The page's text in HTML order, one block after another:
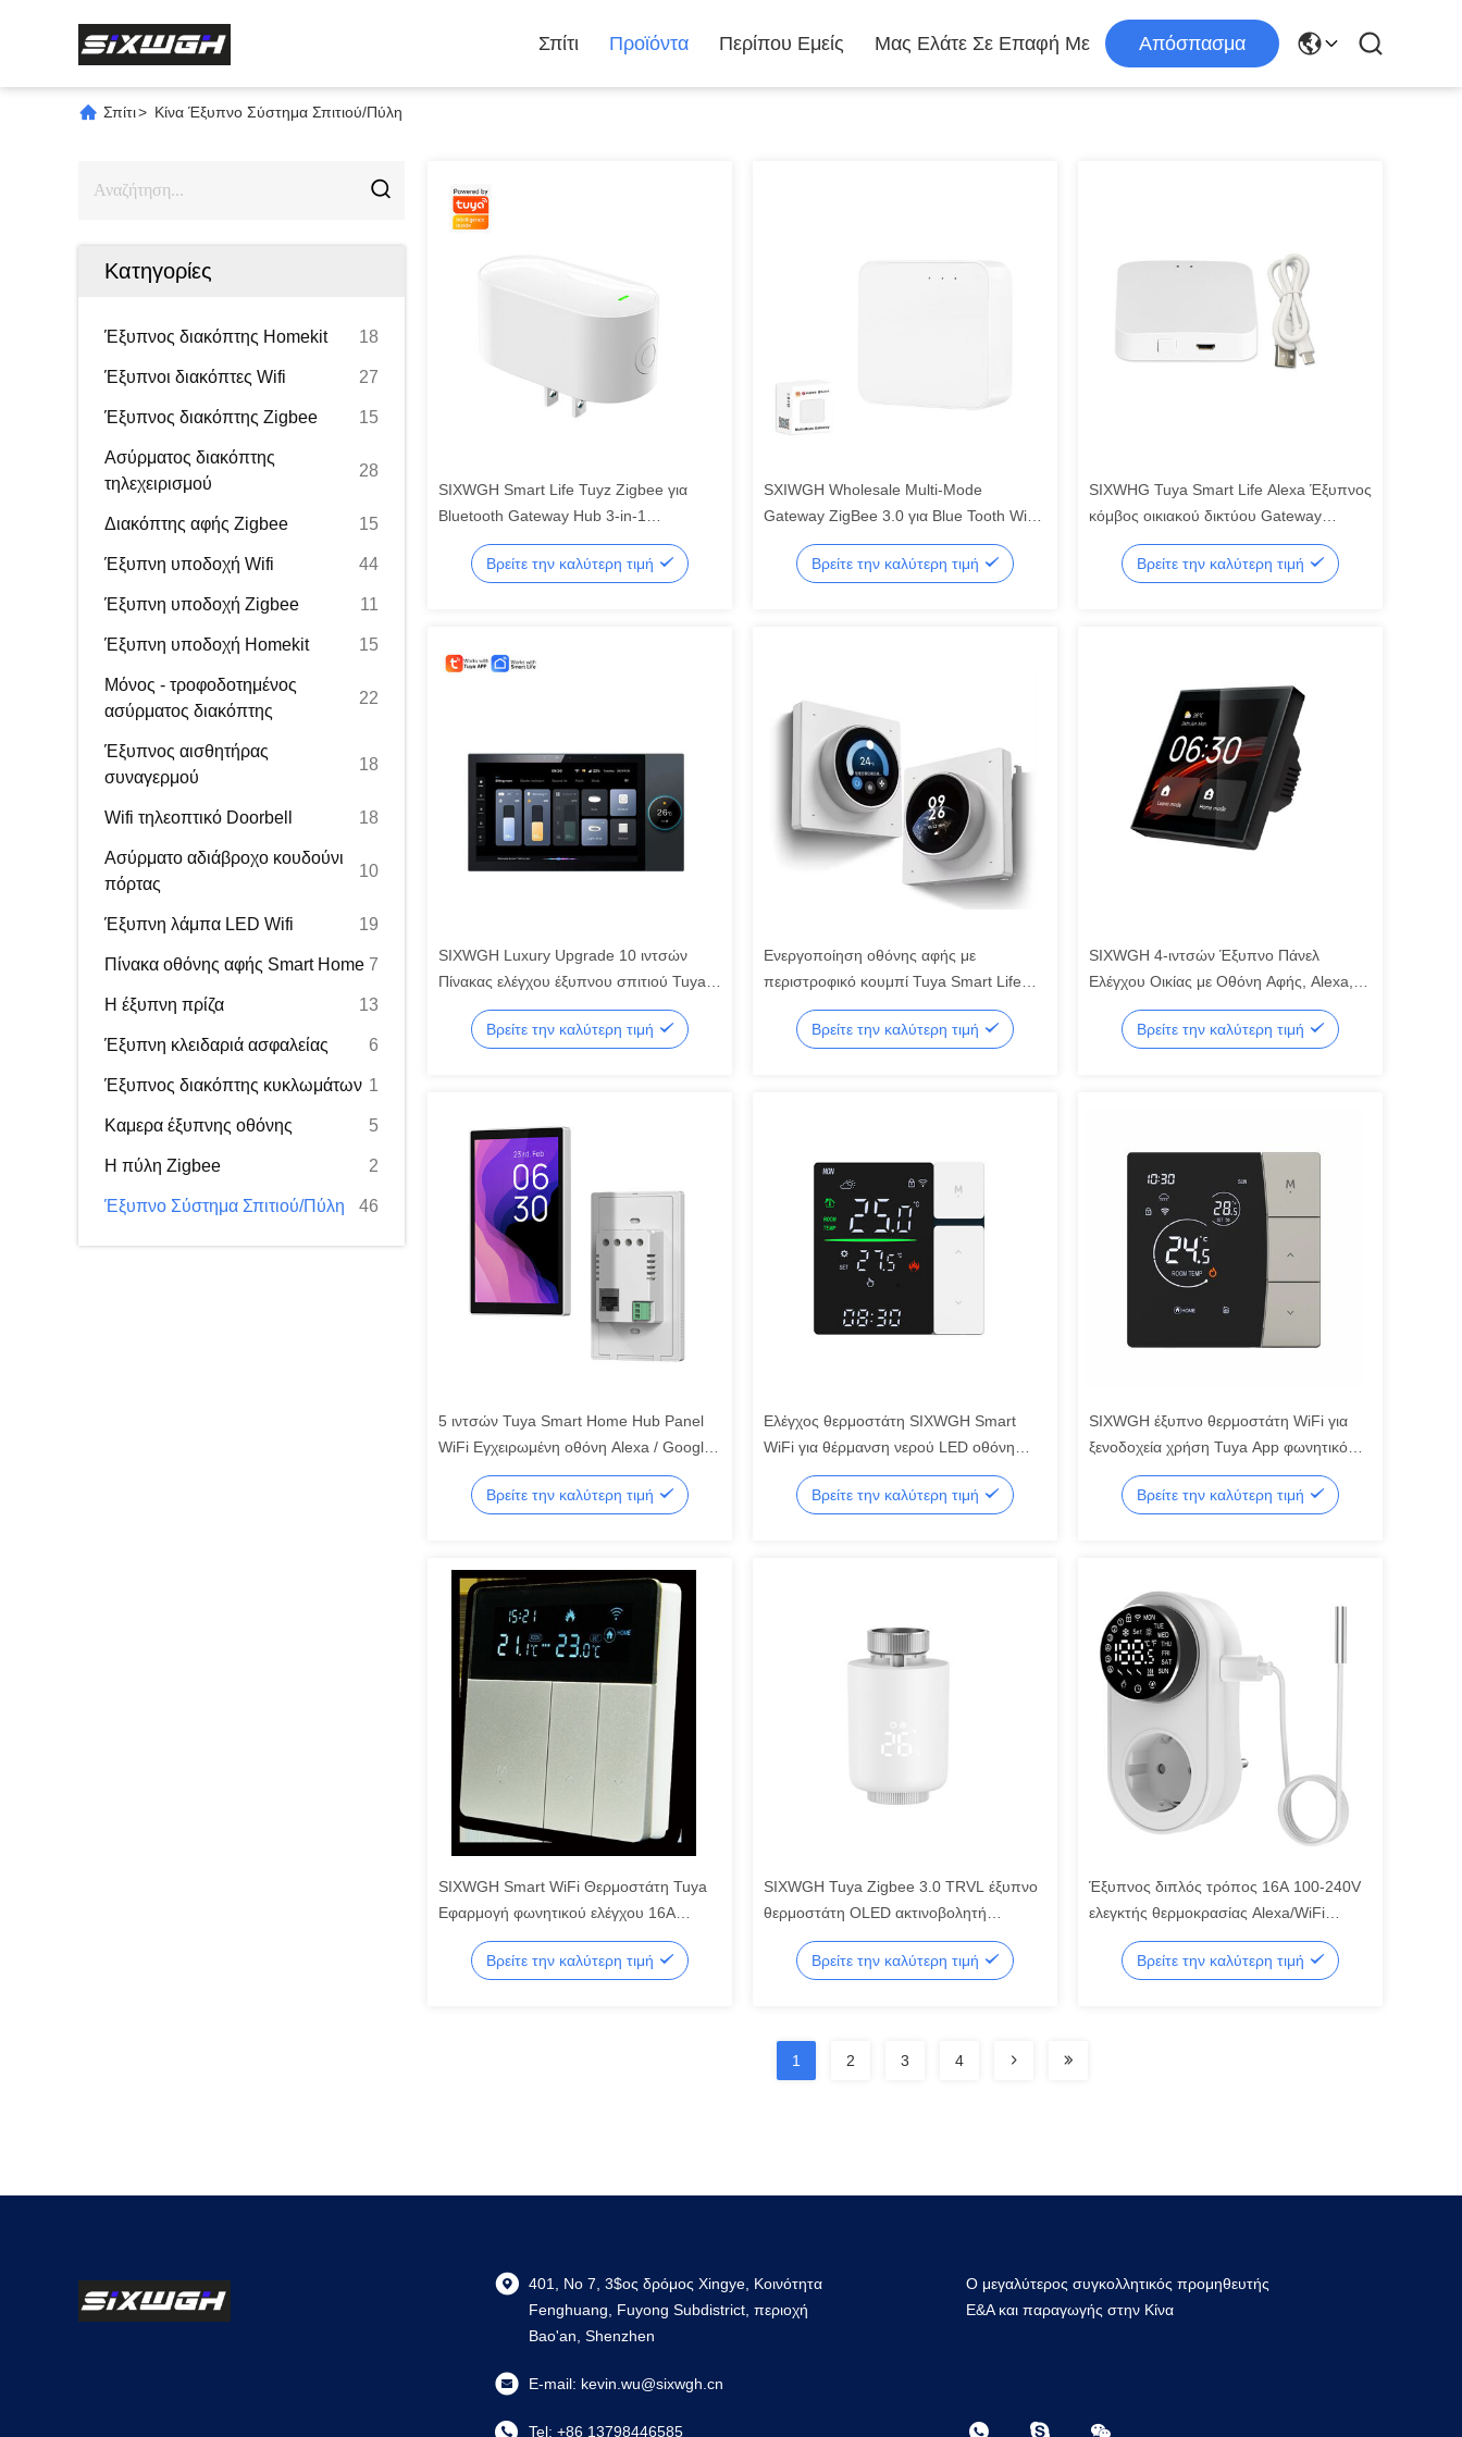
Σπίτι Προϊόντα Περίπου Εμείς Μας Ελάτε Σε Επαφή Με Απόσπασμα
Σπίτι> Κίνα Έξυπνο Σύστημα Σπιτιού/Πύλη
Κατηγορίες
Έξυπνος διακόπτης Homekit 18
Έξυπνοι διακόπτες Wifi 27
Έξυπνος διακόπτης Zigbee 15
Ασύρματος διακόπτης
τηλεχειρισμού
28
Διακόπτης αφής Zigbee 15
Έξυπνη υποδοχή Wifi 44
Έξυπνη υποδοχή Zigbee 11
Έξυπνη υποδοχή Homekit 15
Μόνος - τροφοδοτημένος
ασύρματος διακόπτης
22
Έξυπνος αισθητήρας
συναγερμού
18
Wifi τηλεοπτικό Doorbell 18
Ασύρματο αδιάβροχο κουδούνι
πόρτας
10
Έξυπνη λάμπα LED Wifi 19
Πίνακα οθόνης αφής Smart Home 7
Η έξυπνη πρίζα 13
Έξυπνη κλειδαριά ασφαλείας 6
Έξυπνος διακόπτης κυκλωμάτων 1
Καμερα έξυπνης οθόνης 5
Η πύλη Zigbee 2
Έξυπνο Σύστημα Σπιτιού/Πύλη 46
SIXWGH Smart Life Tuyz Zigbee για
Bluetooth Gateway Hub 3-in-1
Πολυπρωτόκολλο φορτιστή USB
Alexa/Google Home
Βρείτε την καλύτερη τιμή
SXIWGH Wholesale Multi-Mode
Gateway ZigBee 3.0 για Blue Tooth WiFi
Hub Smart Home Control Center
Συμβατό με Tuya Google Home
Βρείτε την καλύτερη τιμή
SIXWHG Tuya Smart Life Alexa Έξυπνος
κόμβος οικιακού δικτύου Gateway
Πολυλειτουργικός Έλεγχος νοημοσύνης
ολόκληρου του σπιτιού για συσκευές
Βρείτε την καλύτερη τιμή
SIXWGH Luxury Upgrade 10 ιντσών
Πίνακας ελέγχου έξυπνου σπιτιού Tuya
WiFi Zigbee Gateway Εφαρμογή φωνής
μουσική φόντου Multi-Scenario Bar
Βρείτε την καλύτερη τιμή
Ενεργοποίηση οθόνης αφής με
περιστροφικό κουμπί Tuya Smart Life
App για έλεγχο σκηνής HVAC US / EU
Οικιακή αυτοματοποίηση
Βρείτε την καλύτερη τιμή
SIXWGH 4-ιντσών Έξυπνο Πάνελ
Ελέγχου Οικίας με Οθόνη Αφής, Alexa,
Tuya Gateway, Ενσωματωμένο Κόμβο
Zigbee 3.0, Φωνητικό Έλεγχο, Επιτοίχια
Βρείτε την καλύτερη τιμή
5 ιντσών Tuya Smart Home Hub Panel
WiFi Εγχειρωμένη οθόνη Alexa / Google
Home Automation Gateway Ηλεκτρική
ενέργεια για έξυπνα σπίτια σε εξωτερικό
Βρείτε την καλύτερη τιμή
Ελέγχος θερμοστάτη SIXWGH Smart
WiFi για θέρμανση νερού LED οθόνη
αφής ηλεκτρική θερμοκρασία
Βρείτε την καλύτερη τιμή
SIXWGH έξυπνο θερμοστάτη WiFi για
ξενοδοχεία χρήση Tuya App φωνητικό
έλεγχο Ηλεκτρική θέρμανση δαπέδου
16A φορτίο LCD ελεγκτής θερμοκρασίας
Βρείτε την καλύτερη τιμή
SIXWGH Smart WiFi Θερμοστάτη Tuya
Εφαρμογή φωνητικού ελέγχου 16A
φορτίο LCD Προγραμματισμός
θερμοκρασίας για ξενοδοχεία ηλεκτρικού
Βρείτε την καλύτερη τιμή
SIXWGH Tuya Zigbee 3.0 TRVL έξυπνο
θερμοστάτη OLED ακτινοβολητή
ενεργοποιητή βαλβίδας
προγραμματισμού ρυθμιστή
Βρείτε την καλύτερη τιμή
Έξυπνος διπλός τρόπος 16A 100-240V
ελεγκτής θερμοκρασίας Alexa/WiFi
συνδεσιμότητα LED Knob Temp
συναγερμός για την πρίζα της πρίζας
Βρείτε την καλύτερη τιμή
1 2 3 4
401, Νο 7, 3$ος δρόμος Xingye, Κοινότητα
Fenghuang, Fuyong Subdistrict, περιοχή
Bao'an, Shenzhen
E-mail: kevin.wu@sixwgh.cn
Tel: +86 13798446585
Ο μεγαλύτερος συγκολλητικός προμηθευτής
Ε&Α και παραγωγής στην Κίνα